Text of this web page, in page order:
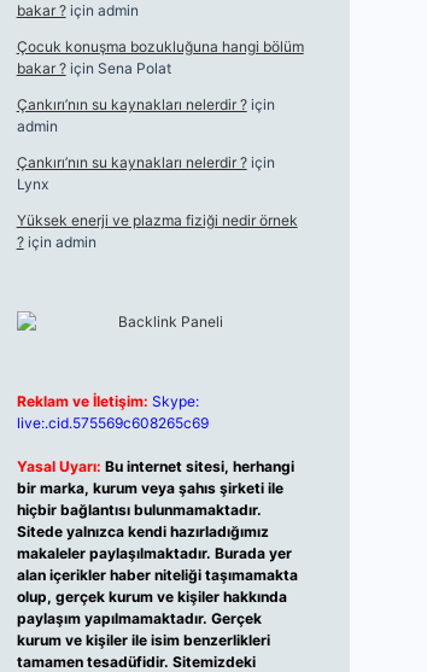
bakar ?için admin
Çocuk konuşma bozukluğuna hangi bölüm
bakar ?için Sena Polat
Çankırı’nın su kaynakları nelerdir ?için
admin
Çankırı’nın su kaynakları nelerdir ?için
Lynx
Yüksek enerji ve plazma fiziği nedir örnek
?için admin
Reklam ve İletişim: Skype:
live:.cid.575569c608265c69
Yasal Uyarı: Bu internet sitesi, herhangi
bir marka, kurum veya şahıs şirketi ile
hiçbir bağlantısı bulunmamaktadır.
Sitede yalnızca kendi hazırladığımız
makaleler paylaşılmaktadır. Burada yer
alan içerikler haber niteliği taşımamakta
olup, gerçek kurum ve kişiler hakkında
paylaşım yapılmamaktadır. Gerçek
kurum ve kişiler ile isim benzerlikleri
tamamen tesadüfidir. Sitemizdeki